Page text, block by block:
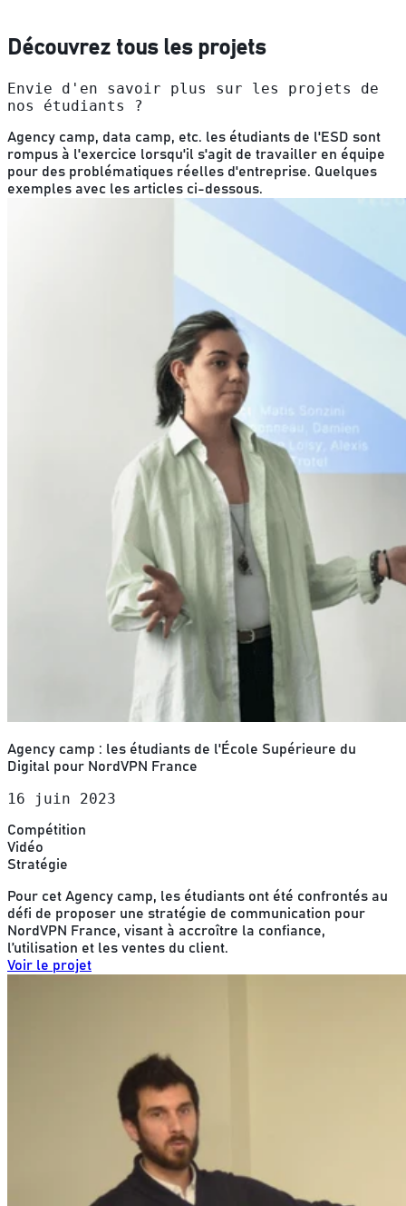
Découvrez tous les projets
Envie d'en savoir plus sur les projets de
nos étudiants ?
Agency camp, data camp, etc. les étudiants de l'ESD sont
rompus à l'exercice lorsqu'il s'agit de travailler en équipe
pour des problématiques réelles d'entreprise. Quelques
exemples avec les articles ci-dessous.
Agency camp : les étudiants de l'École Supérieure du
Digital pour NordVPN France
16 juin 2023
Compétition
Vidéo
Stratégie
Pour cet Agency camp, les étudiants ont été confrontés au
défi de proposer une stratégie de communication pour
NordVPN France, visant à accroître la confiance,
l’utilisation et les ventes du client.
Voir le projet